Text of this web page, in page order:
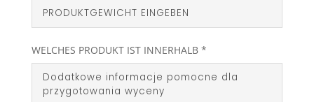
WELCHES PRODUKT IST INNERHALB *